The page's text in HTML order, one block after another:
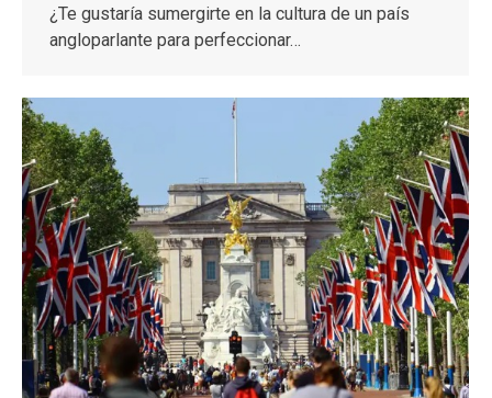
¿Te gustaría sumergirte en la cultura de un país
angloparlante para perfeccionar…